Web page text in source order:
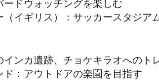
ードウォッチングを楽しむ
（イギリス）：サッカースタジア
インカ遺跡、チョケキラオへのト
ド：アウトドアの楽園を目指す